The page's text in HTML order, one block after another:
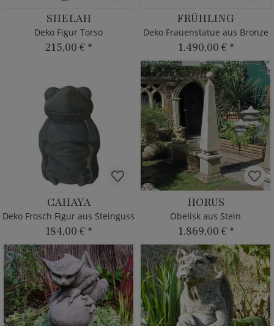
SHELAH
Deko Figur Torso
215,00 € *
FRÜHLING
Deko Frauenstatue aus Bronze
1.490,00 € *
CAHAYA
Deko Frosch Figur aus Steinguss
184,00 € *
HORUS
Obelisk aus Stein
1.869,00 € *